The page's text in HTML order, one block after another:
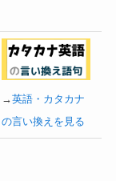
→英語・カタカナ
の言い換えを見る